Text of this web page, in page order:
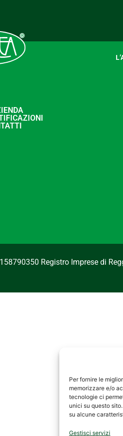
Per fornire le
memorizzare e/o
tecnologie ci
unici su questo
su alcune
Gestisci servizi
Registro Imprese di